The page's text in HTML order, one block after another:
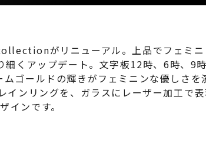
がリニューアル。上品でフェ
くアップデート。文字板12時、6時、9
ゴールドの輝きがフェミニンな優しさを
ンリングを、ガラスにレーザー加工で
ンです。